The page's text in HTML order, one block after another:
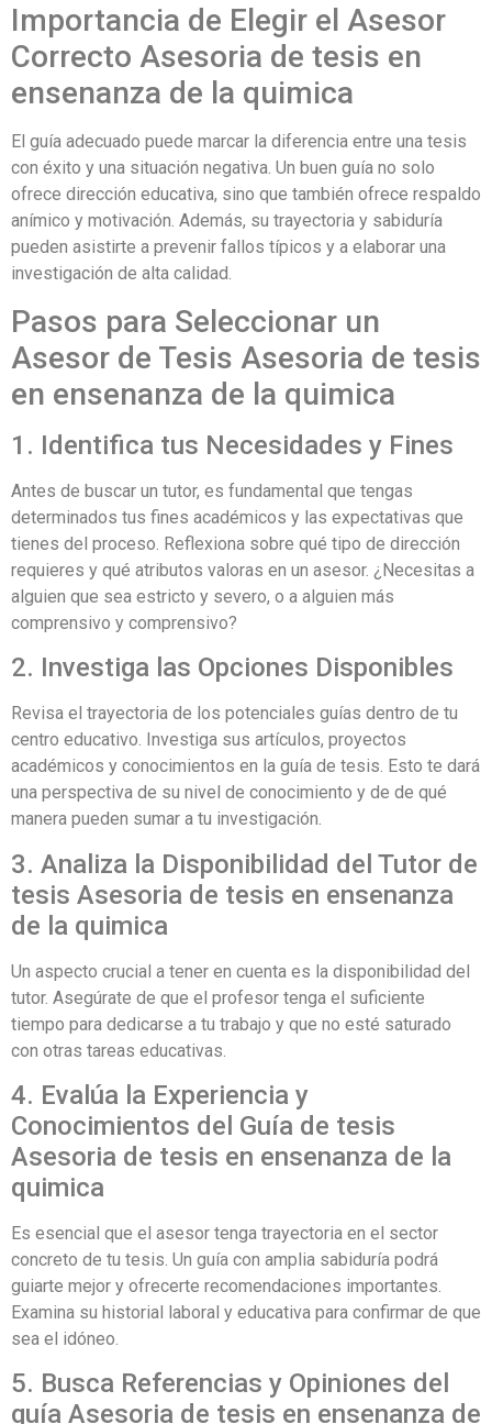
Importancia de Elegir el Asesor
Correcto Asesoria de tesis en
ensenanza de la quimica
El guía adecuado puede marcar la diferencia entre una tesis
con éxito y una situación negativa. Un buen guía no solo
ofrece dirección educativa, sino que también ofrece respaldo
anímico y motivación. Además, su trayectoria y sabiduría
pueden asistirte a prevenir fallos típicos y a elaborar una
investigación de alta calidad.
Pasos para Seleccionar un
Asesor de Tesis Asesoria de tesis
en ensenanza de la quimica
1. Identifica tus Necesidades y Fines
Antes de buscar un tutor, es fundamental que tengas
determinados tus fines académicos y las expectativas que
tienes del proceso. Reflexiona sobre qué tipo de dirección
requieres y qué atributos valoras en un asesor. ¿Necesitas a
alguien que sea estricto y severo, o a alguien más
comprensivo y comprensivo?
2. Investiga las Opciones Disponibles
Revisa el trayectoria de los potenciales guías dentro de tu
centro educativo. Investiga sus artículos, proyectos
académicos y conocimientos en la guía de tesis. Esto te dará
una perspectiva de su nivel de conocimiento y de de qué
manera pueden sumar a tu investigación.
3. Analiza la Disponibilidad del Tutor de
tesis Asesoria de tesis en ensenanza
de la quimica
Un aspecto crucial a tener en cuenta es la disponibilidad del
tutor. Asegúrate de que el profesor tenga el suficiente
tiempo para dedicarse a tu trabajo y que no esté saturado
con otras tareas educativas.
4. Evalúa la Experiencia y
Conocimientos del Guía de tesis
Asesoria de tesis en ensenanza de la
quimica
Es esencial que el asesor tenga trayectoria en el sector
concreto de tu tesis. Un guía con amplia sabiduría podrá
guiarte mejor y ofrecerte recomendaciones importantes.
Examina su historial laboral y educativa para confirmar de que
sea el idóneo.
5. Busca Referencias y Opiniones del
guía Asesoria de tesis en ensenanza de